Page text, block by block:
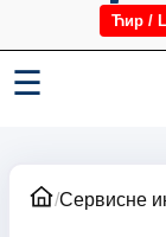
Ћир /
☰
/Сервисне